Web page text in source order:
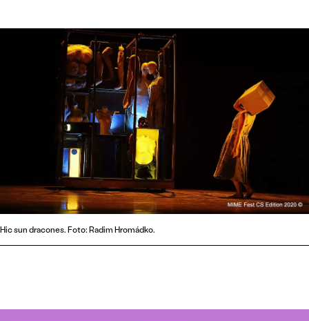
Hic sun dracones. Foto: Radim Hromádko.